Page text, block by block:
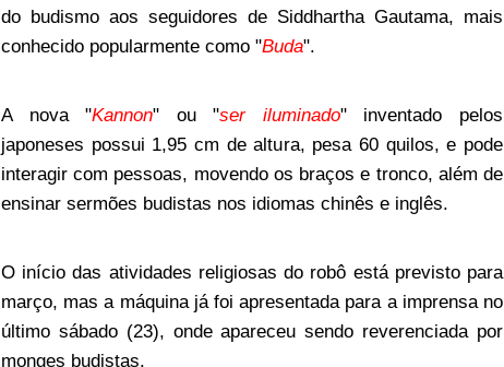
do budismo aos seguidores de Siddhartha Gautama, mais
conhecido popularmente como "Buda".
A nova "Kannon" ou "ser iluminado" inventado pelos
japoneses possui 1,95 cm de altura, pesa 60 quilos, e pode
interagir com pessoas, movendo os braços e tronco, além de
ensinar sermões budistas nos idiomas chinês e inglês.
O início das atividades religiosas do robô está previsto para
março, mas a máquina já foi apresentada para a imprensa no
último sábado (23), onde apareceu sendo reverenciada por
monges budistas.